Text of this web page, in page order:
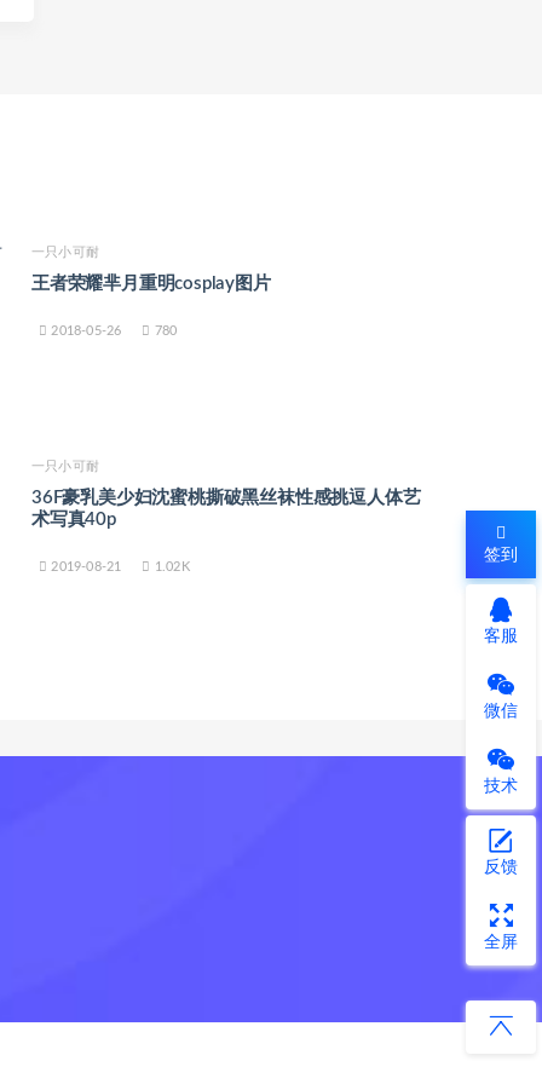
一只小可耐
王者荣耀芈月重明cosplay图片
2018-05-26 780
一只小可耐
36F豪乳美少妇沈蜜桃撕破黑丝袜性感挑逗人体艺
术写真40p
2019-08-21 1.02K
签到
客服
微信
技术
反馈
全屏